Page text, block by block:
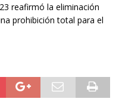
reafirmó la eliminación
prohibición total para el